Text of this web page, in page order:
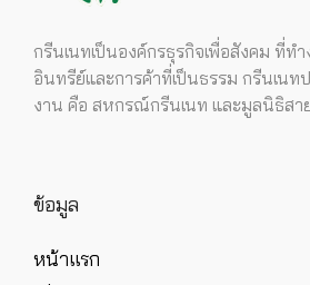
กรีนเนทเป็นองค์กรธุรกิจเพื่อสังคม ที่ทำ
อินทรีย์และการค้าที่เป็นธรรม กรีนเน
งาน คือ สหกรณ์กรีนเนท และมูลนิธิสา
ข้อมูล
หน้าแรก